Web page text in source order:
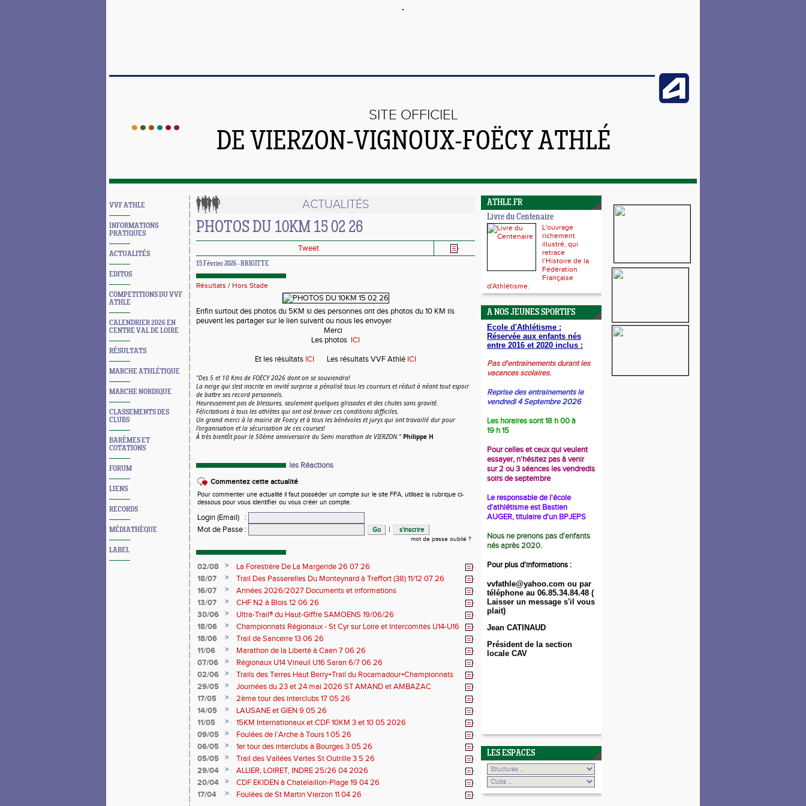
SITE OFFICIEL
DE VIERZON-VIGNOUX-FOËCY ATHLÉ
VVF ATHLE
INFORMATIONS
PRATIQUES
ACTUALITÉS
EDITOS
COMPETITIONS DU VVF
ATHLE
CALENDRIER 2026 EN
CENTRE VAL DE LOIRE
RÉSULTATS
MARCHE ATHLÉTIQUE
MARCHE NORDIQUE
CLASSEMENTS DES
CLUBS
BARÈMES ET
COTATIONS
FORUM
LIENS
RECORDS
MÉDIATHÈQUE
LABEL
ACTUALITÉS
PHOTOS DU 10KM 15 02 26
Tweet
15 Février 2026 - BRIGITTE
Résultats / Hors Stade
Enfin surtout des photos du 5KM si des personnes ont des photos du 10 KM ils
peuvent les partager sur le lien suivant ou nous les envoyer
Merci
Les photos ICI
Et les résultats ICI Les résultats VVF Athlé ICI
"Des 5 et 10 Kms de FOËCY 2026 dont on se souviendra!
La neige qui s’est inscrite en invité surprise a pénalisé tous les coureurs et réduit à néant tout espoir
de battre ses record personnels.
Heureusement pas de blessures, seulement quelques glissades et des chutes sans gravité.
Félicitations à tous les athlètes qui ont osé braver ces conditions difficiles.
Un grand merci à la mairie de Foecy et à tous les bénévoles et jurys qui ont travaillé dur pour
l’organisation et la sécurisation de ces courses!
À très bientôt pour le 50ème anniversaire du Semi marathon de VIERZON." Philippe H
les Réactions
Commentez cette actualité
Pour commenter une actualité il faut posséder un compte sur le site FFA, utilisez la rubrique ci-
dessous pour vous identifier ou vous créer un compte.
Login (Email)
:
Mot de Passe : |
mot de passe oublié ?
02/08 >
La Forestière De La Margeride 26 07 26
18/07
>
Trail Des Passerelles Du Monteynard à Treffort (38) 11/12 07 26
16/07
>
Années 2026/2027 Documents et informations
13/07
>
CHF N2 à Blois 12 06 26
30/06
>
Ultra-Trail® du Haut-Giffre SAMOENS 19/06/26
18/06
>
Championnats Régionaux - St Cyr sur Loire et Intercomités U14-U16
Saran 13/14 06 26
18/06 >
Trail de Sancerre 13 06 26
11/06
>
Marathon de la Liberté à Caen 7 06 26
07/06
>
Régionaux U14 Vineuil U16 Saran 6/7 06 26
02/06
>
Trails des Terres Haut Berry+Trail du Rocamadour+Championnats
du Berry 30/31 05 2026
29/05 >
Journées du 23 et 24 mai 2026 ST AMAND et AMBAZAC
17/05
>
2ème tour des interclubs 17 05 26
14/05
>
LAUSANE et GIEN 9 05 26
11/05
>
15KM Internationaux et CDF 10KM 3 et 10 05 2026
09/05
>
Foulées de l'Arche à Tours 1 05 26
06/05
>
1er tour des interclubs à Bourges 3 05 26
05/05
>
Trail des Vallées Vertes St Outrille 3 5 26
29/04
>
ALLIER, LOIRET, INDRE 25/26 04 2026
20/04
>
CDF EKIDEN à Chatelaillon-Plage 19 04 26
17/04
> Foulées de St Martin Vierzon 11 04 26
ATHLE.FR
Livre du Centenaire
L'ouvrage
richement
illustré, qui
retrace
l’Histoire de la
Fédération
Française
d'Athlétisme.
A NOS JEUNES SPORTIFS
Ecole d'Athlétisme :
Réservée aux enfants nés
entre 2016 et 2020 inclus :
Pas d'entrainements durant les
vacances scolaires.
Reprise des entrainements le
vendredi 4 Septembre 2026
Les horaires sont 18 h 00 à
19 h 15
Pour celles et ceux qui veulent
essayer, n'hésitez pas à venir
sur 2 ou 3 séances les vendredis
soirs de septembre
Le responsable de l'école
d'athlétisme est Bastien
AUGER, titulaire d'un BPJEPS
Nous ne prenons pas d'enfants
nés après 2020.
Pour plus d'informations :
vvfathle@yahoo.com ou par
téléphone au 06.85.34.84.48 (
Laisser un message s'il vous
plait)
Jean CATINAUD
Président de la section
locale CAV
LES ESPACES